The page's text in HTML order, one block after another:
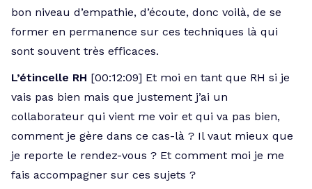
bon niveau d’empathie, d’écoute, donc voilà, de se
former en permanence sur ces techniques là qui
sont souvent très efficaces.
L’étincelle RH [00:12:09] Et moi en tant que RH si je
vais pas bien mais que justement j’ai un
collaborateur qui vient me voir et qui va pas bien,
comment je gère dans ce cas-là ? Il vaut mieux que
je reporte le rendez-vous ? Et comment moi je me
fais accompagner sur ces sujets ?